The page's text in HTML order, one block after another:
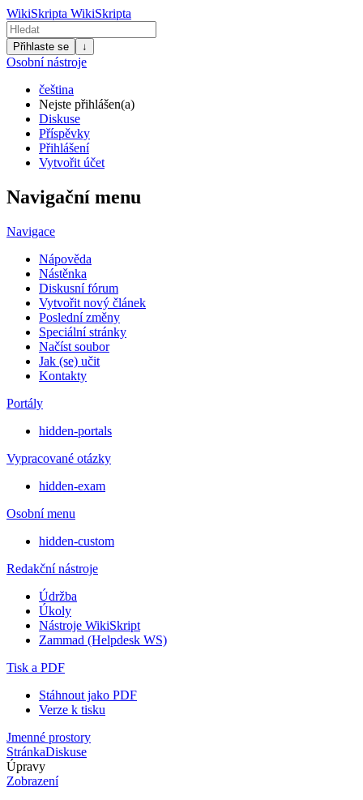
WikiSkripta WikiSkripta
Přihlaste se ↓
Osobní nástroje
čeština
Nejste přihlášen(a)
Diskuse
Příspěvky
Přihlášení
Vytvořit účet
Navigační menu
Navigace
Nápověda
Nástěnka
Diskusní fórum
Vytvořit nový článek
Poslední změny
Speciální stránky
Načíst soubor
Jak (se) učit
Kontakty
Portály
hidden-portals
Vypracované otázky
hidden-exam
Osobní menu
hidden-custom
Redakční nástroje
Údržba
Úkoly
Nástroje WikiSkript
Zammad (Helpdesk WS)
Tisk a PDF
Stáhnout jako PDF
Verze k tisku
Jmenné prostory
StránkaDiskuse
Úpravy
Zobrazení